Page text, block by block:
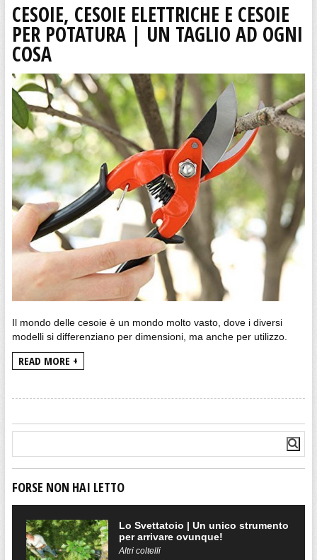
CESOIE, CESOIE ELETTRICHE E CESOIE
PER POTATURA | UN TAGLIO AD OGNI
COSA
Il mondo delle cesoie è un mondo molto vasto, dove i diversi
modelli si differenziano per dimensioni, ma anche per utilizzo.
READ MORE +
FORSE NON HAI LETTO
Lo Svettatoio | Un unico strumento
per arrivare ovunque!
Altri coltelli